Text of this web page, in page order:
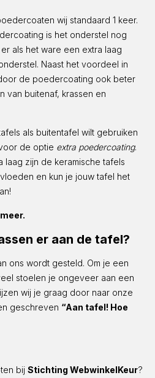
wij standaard 1 keer.
is het onderstel nog
als het ware een extra laag
Naast het voordeel in
de poedercoating ook beter
van buitenaf, krassen en
als buitentafel wilt gebruiken
de optie extra poedercoating.
laag zijn de keramische tafels
en kun je jouw tafel het
er aan de tafel?
ons wordt gesteld. Om je een
stoelen je ongeveer aan een
wij je graag door naar onze
geschreven “Aan tafel! Hoe
bij Stichting WebwinkelKeur?